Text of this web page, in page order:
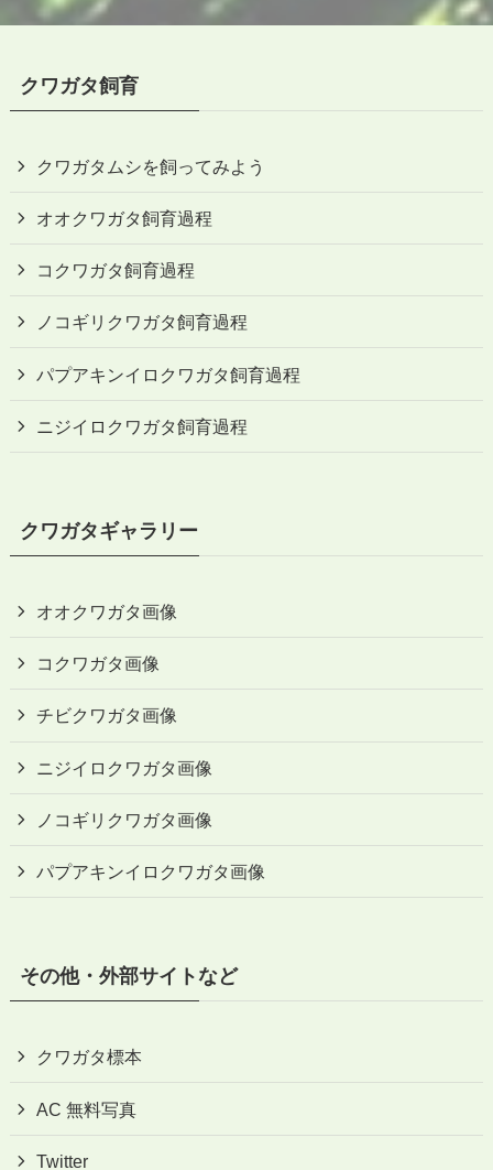
クワガタ飼育
クワガタムシを飼ってみよう
オオクワガタ飼育過程
コクワガタ飼育過程
ノコギリクワガタ飼育過程
パプアキンイロクワガタ飼育過程
ニジイロクワガタ飼育過程
クワガタギャラリー
オオクワガタ画像
コクワガタ画像
チビクワガタ画像
ニジイロクワガタ画像
ノコギリクワガタ画像
パプアキンイロクワガタ画像
その他・外部サイトなど
クワガタ標本
AC 無料写真
Twitter